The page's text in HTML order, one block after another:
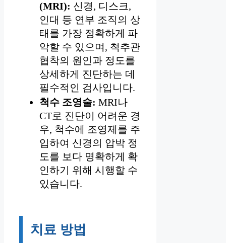
(MRI): 신경, 디스크,
인대 등 연부 조직의 상
태를 가장 정확하게 파
악할 수 있으며, 척추관
협착의 원인과 정도를
상세하게 진단하는 데
필수적인 검사입니다.
척수 조영술: MRI나
CT로 진단이 어려운 경
우, 척수에 조영제를 주
입하여 신경의 압박 정
도를 보다 명확하게 확
인하기 위해 시행할 수
있습니다.
치료 방법